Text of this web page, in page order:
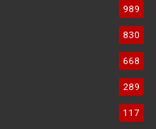
989
830
668
289
117